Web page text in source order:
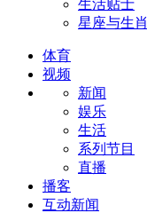
生活贴士
星座与生肖
体育
视频
新闻
娱乐
生活
系列节目
直播
播客
互动新闻